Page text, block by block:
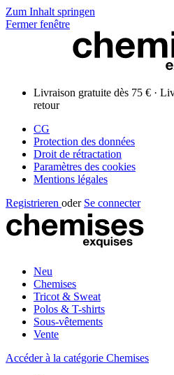
Zum Inhalt springen
Fermer fenêtre
Livraison gratuite dès 75 € ·
retour
CG
Protection des données
Droit de rétractation
Paramètres des cookies
Mentions légales
Registrieren oder Se connecter
Neu
Chemises
Tricot & Sweat
Polos & T-shirts
Sous-vêtements
Vente
Accéder à la catégorie Chemises